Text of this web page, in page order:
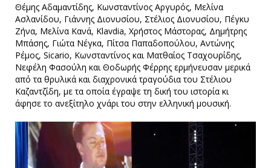
Θέμης Αδαμαντίδης, Κωνσταντίνος Αργυρός, Μελίνα
Ασλανίδου, Γιάννης Διονυσίου, Στέλιος Διονυσίου, Πέγκυ
Ζήνα, Μελίνα Κανά, Klavdia, Χρήστος Μάστορας, Δημήτρης
Μπάσης, Γιώτα Νέγκα, Πίτσα Παπαδοπούλου, Αντώνης
Ρέμος, Sicario, Κωνσταντίνος και Ματθαίος Τσαχουρίδης,
Νεφέλη Φασούλη και Θοδωρής Φέρρης ερμήνευσαν μερικά
από τα θρυλικά και διαχρονικά τραγούδια του Στέλιου
Καζαντζίδη, με τα οποία έγραψε τη δική του ιστορία κι
άφησε το ανεξίτηλο χνάρι του στην ελληνική μουσική.